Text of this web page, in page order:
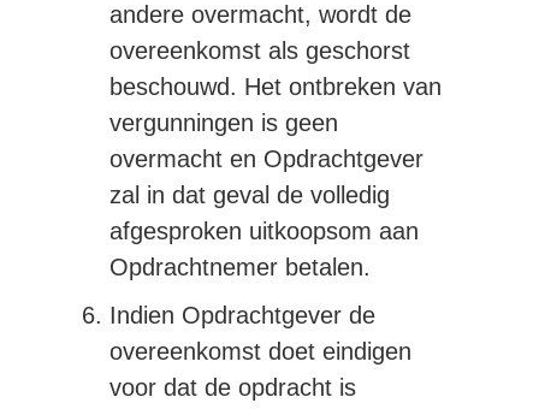
andere overmacht, wordt de
overeenkomst als geschorst
beschouwd. Het ontbreken van
vergunningen is geen
overmacht en Opdrachtgever
zal in dat geval de volledig
afgesproken uitkoopsom aan
Opdrachtnemer betalen.
Indien Opdrachtgever de
overeenkomst doet eindigen
voor dat de opdracht is